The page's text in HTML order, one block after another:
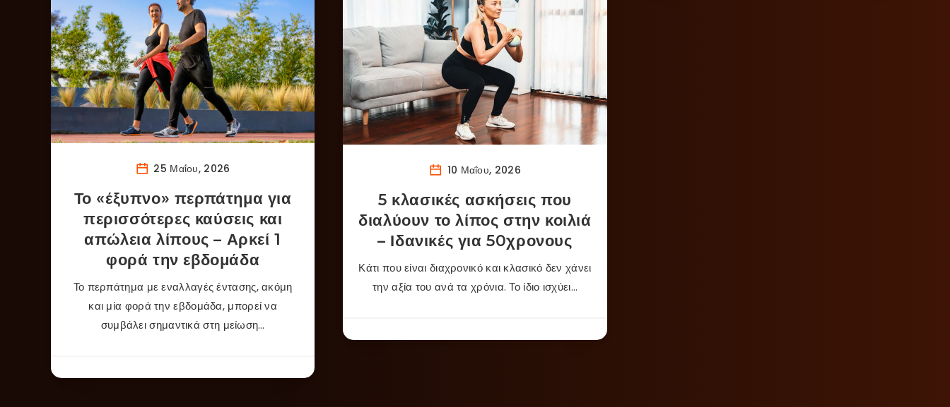
25 Μαΐου, 2026
Το «έξυπνο» περπάτημα για
περισσότερες καύσεις και
απώλεια λίπους – Αρκεί 1
φορά την εβδομάδα
Το περπάτημα με εναλλαγές έντασης, ακόμη
και μία φορά την εβδομάδα, μπορεί να
συμβάλει σημαντικά στη μείωση…
10 Μαΐου, 2026
5 κλασικές ασκήσεις που
διαλύουν το λίπος στην κοιλιά
– Ιδανικές για 50χρονους
Κάτι που είναι διαχρονικό και κλασικό δεν χάνει
την αξία του ανά τα χρόνια. Το ίδιο ισχύει…